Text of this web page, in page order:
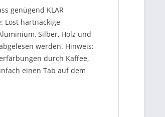
genügend KLAR
Löst hartnäckige
Silber, Holz und
werden. Hinweis:
durch Kaffee,
einen Tab auf dem